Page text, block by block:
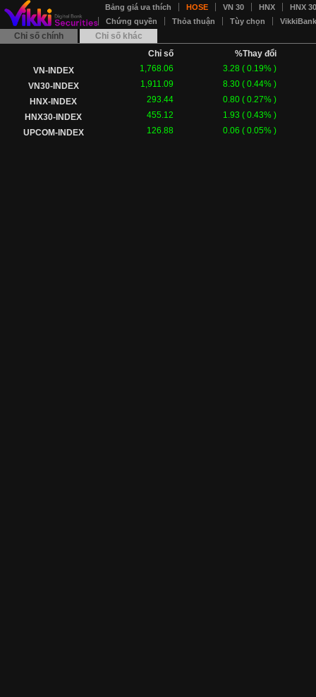
Bảng giá ưa thích HOSE VN 30 HNX
HNX
Chứng quyền
Thỏa thuận Tùy chọn
Chỉ số chính
Chỉ số khác
Chỉ số
%Thay đổi
VN-INDEX
1,768.06 3.28 ( 0.19% )
VN30-INDEX
1,911.09 8.30 ( 0.44% )
HNX-INDEX
293.44 0.80 ( 0.27% )
HNX30-INDEX
455.12 1.93 ( 0.43% )
UPCOM-INDEX
126.88 0.06 ( 0.05% )